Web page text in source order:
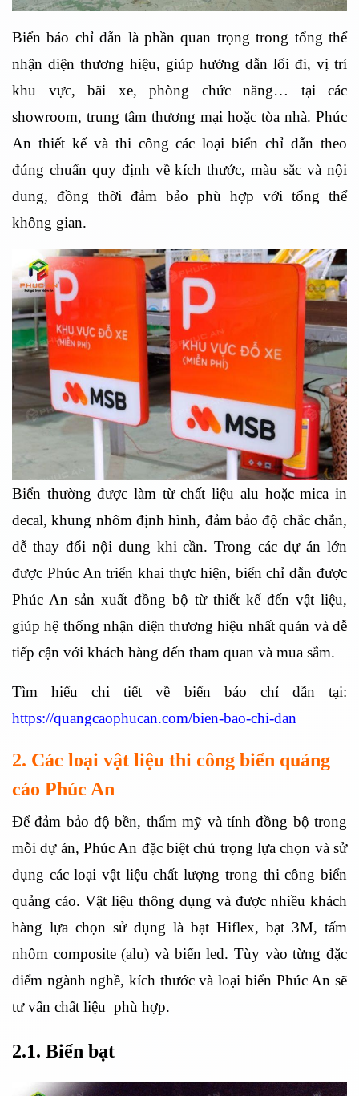
Biển báo chỉ dẫn là phần quan trọng trong tổng thể
nhận diện thương hiệu, giúp hướng dẫn lối đi, vị trí
khu vực, bãi xe, phòng chức năng… tại các
showroom, trung tâm thương mại hoặc tòa nhà. Phúc
An thiết kế và thi công các loại biển chỉ dẫn theo
đúng chuẩn quy định về kích thước, màu sắc và nội
dung, đồng thời đảm bảo phù hợp với tổng thể
không gian.
Biển thường được làm từ chất liệu alu hoặc mica in
decal, khung nhôm định hình, đảm bảo độ chắc chắn,
dễ thay đổi nội dung khi cần. Trong các dự án lớn
được Phúc An triển khai thực hiện, biển chỉ dẫn được
Phúc An sản xuất đồng bộ từ thiết kế đến vật liệu,
giúp hệ thống nhận diện thương hiệu nhất quán và dễ
tiếp cận với khách hàng đến tham quan và mua sắm.
Tìm hiểu chi tiết về biển báo chỉ dẫn tại:
https://quangcaophucan.com/bien-bao-chi-dan
2. Các loại vật liệu thi công biển quảng
cáo Phúc An
Để đảm bảo độ bền, thẩm mỹ và tính đồng bộ trong
mỗi dự án, Phúc An đặc biệt chú trọng lựa chọn và sử
dụng các loại vật liệu chất lượng trong thi công biển
quảng cáo. Vật liệu thông dụng và được nhiều khách
hàng lựa chọn sử dụng là bạt Hiflex, bạt 3M, tấm
nhôm composite (alu) và biển led. Tùy vào từng đặc
điểm ngành nghề, kích thước và loại biển Phúc An sẽ
tư vấn chất liệu phù hợp.
2.1. Biển bạt